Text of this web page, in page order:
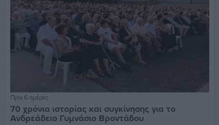
Πριν 6 ημέρες
70 χρόνια ιστορίας και συγκίνησης για το
Ανδρεάδειο Γυμνάσιο Βροντάδου